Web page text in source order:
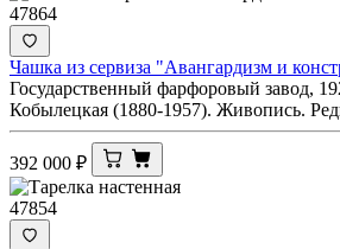
47864
Чашка из сервиза "Авангардизм и
Государственный фарфоровый завод,
Кобылецкая (1880-1957). Живопись.
392 000 ₽
47854